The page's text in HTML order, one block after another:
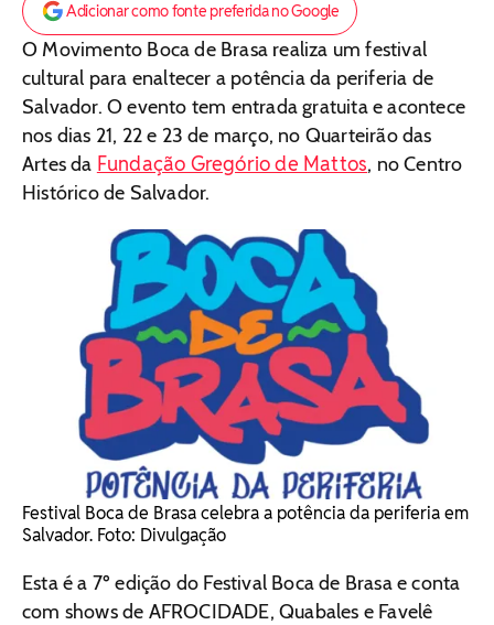
Adicionar como fonte preferida no Google
O Movimento Boca de Brasa realiza um festival
cultural para enaltecer a potência da periferia de
Salvador. O evento tem entrada gratuita e acontece
nos dias 21, 22 e 23 de março, no Quarteirão das
Artes da Fundação Gregório de Mattos, no Centro
Histórico de Salvador.
Festival Boca de Brasa celebra a potência da periferia em
Salvador. Foto: Divulgação
Esta é a 7º edição do Festival Boca de Brasa e conta
com shows de AFROCIDADE, Quabales e Favelê